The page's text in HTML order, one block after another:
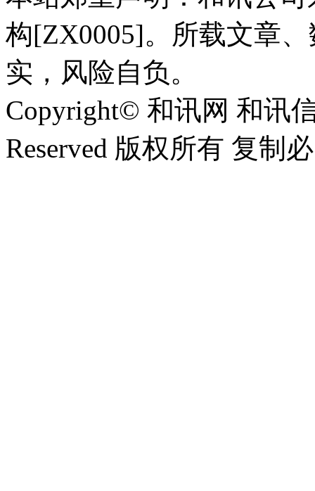
构[ZX0005]。所载文章
实，风险自负。
Copyright© 和讯网 和讯
Reserved 版权所有 复制